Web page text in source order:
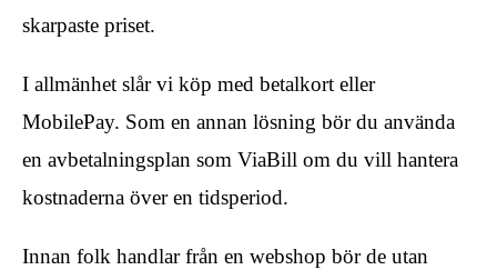
skarpaste priset.
I allmänhet slår vi köp med betalkort eller
MobilePay. Som en annan lösning bör du använda
en avbetalningsplan som ViaBill om du vill hantera
kostnaderna över en tidsperiod.
Innan folk handlar från en webshop bör de utan